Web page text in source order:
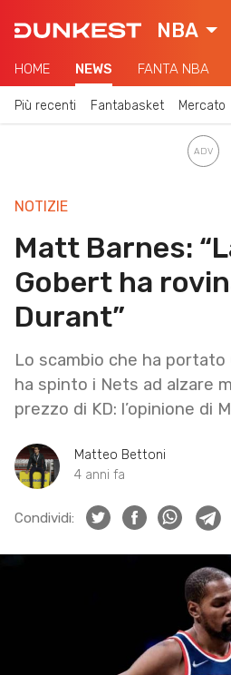
NBA
HOME NEWS FANTA NBA
Più recenti Fantabasket Mercato
NOTIZIE
Matt Barnes:
Gobert ha
Durant”
Lo scambio che ha portato
ha spinto i Nets ad alzare
prezzo di KD: l’opinione di
Matteo Bettoni
4 anni fa
Condividi: